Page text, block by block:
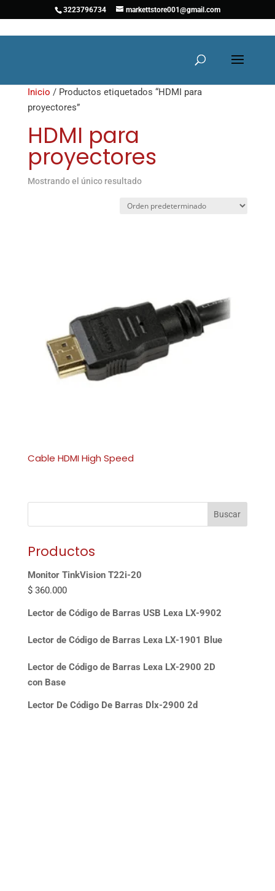
3223796734 markettstore001@gmail.com
Inicio / Productos etiquetados “HDMI para
proyectores”
HDMI para
proyectores
Mostrando el único resultado
Cable HDMI High Speed
Buscar
Productos
Monitor TinkVision T22i-20
$360.000
Lector de Código de Barras USB Lexa LX-9902
Lector de Código de Barras Lexa LX-1901 Blue
Lector de Código de Barras Lexa LX-2900 2D
con Base
Lector De Código De Barras Dlx-2900 2d